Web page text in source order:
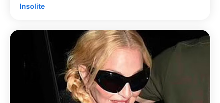
Insolite